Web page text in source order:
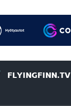
FLYINGFINN.TV